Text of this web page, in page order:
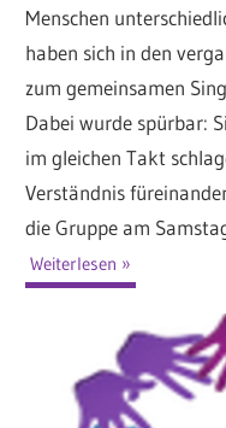
Menschen
haben sich in den
zum gemeinsamen
Dabei wurde spürbar:
im gleichen Takt
Verständnis
die Gruppe am
Weiterlesen